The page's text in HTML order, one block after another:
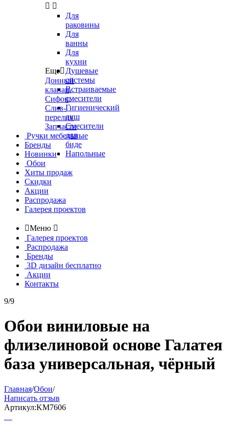
 
Для
раковины
Для
ванны
Для
кухни
Душевые
системы
Встраиваемые
смесители
Гигиенический
душ
Смесители
для
биде
Напольные
Еще
Донный
клапан,
Сифон,
Слив-
перелив
Запчасти
Ручки мебельные
Бренды
Новинки
Обои
Хиты продаж
Скидки
Акции
Распродажа
Галерея проектов
Меню 
Галерея проектов
Распродажа
Бренды
3D дизайн бесплатно
Акции
Контакты
9/9
Обои виниловые на
флизелиновой основе Галатея
база универсальная, чёрный
Главная/Обои/
Написать отзыв
Артикул:KM7606